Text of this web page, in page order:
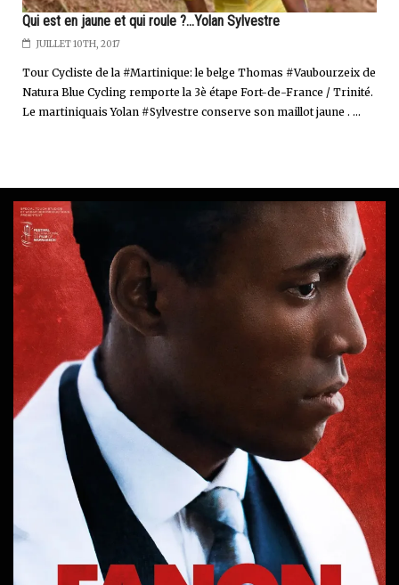
Qui est en jaune et qui roule ?...Yolan Sylvestre
JUILLET 10TH, 2017
Tour Cycliste de la #Martinique: le belge Thomas #Vaubourzeix de
Natura Blue Cycling remporte la 3è étape Fort-de-France / Trinité.
Le martiniquais Yolan #Sylvestre conserve son maillot jaune . ...